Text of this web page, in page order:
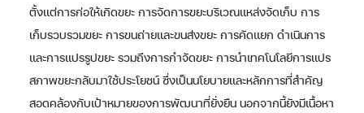
ตั้งแต่การก่อให้เกิดขยะ การจัดการขยะบริเวณแหล่งจัดเก็บ การ
เก็บรวบรวมขยะ การขนถ่ายและขนส่งขยะ การคัดแยก ดำเนินการ
และการแปรรูปขยะ รวมถึงการกำจัดขยะ การนำเทคโนโลยีการแปร
สภาพขยะกลับมาใช้ประโยชน์ ซึ่งเป็นนโยบายและหลักการที่สำคัญ
สอดคล้องกับเป้าหมายของการพัฒนาที่ยั่งยืน นอกจากนี้ยังมีเนื้อหา